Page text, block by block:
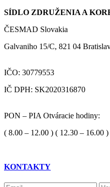
SÍDLO ZDRUŽENIA A
ČESMAD Slovakia
Galvaniho 15/C, 821 04
IČO: 30779553
IČ DPH: SK2020316870
PON – PIA Otváracie hodiny:
( 8.00 – 12.00 ) ( 12.30 – 16.00 )
KONTAKTY